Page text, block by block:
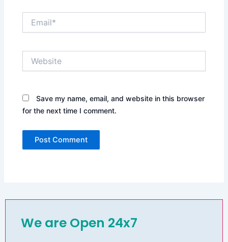
Save my name, email, and website in this browser
for the next time I comment.
We are Open 24x7